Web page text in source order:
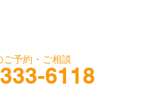
ご予約・ご相談
6118